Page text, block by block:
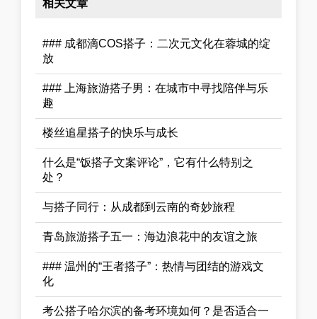
相关文章
### 成都滴COS搭子：二次元文化在蓉城的绽
放
### 上海旅游搭子男：在城市中寻找陪伴与乐
趣
楼丝追星搭子的快乐与成长
什么是“饭搭子文案评论”，它有什么特别之
处？
与搭子同行：从成都到云南的奇妙旅程
青岛旅游搭子五一：海边浪花中的友谊之旅
### 温州的“王者搭子”：热情与团结的游戏文
化
考公搭子哈尔滨的备考环境如何？是否适合一